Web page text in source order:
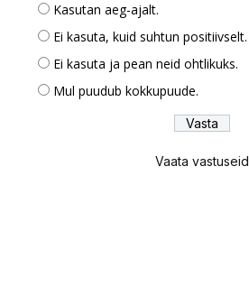
Kasutan aeg-ajalt.
Ei kasuta, kuid suhtun positiivselt.
Ei kasuta ja pean neid ohtlikuks.
Mul puudub kokkupuude.
Vaata vastuseid